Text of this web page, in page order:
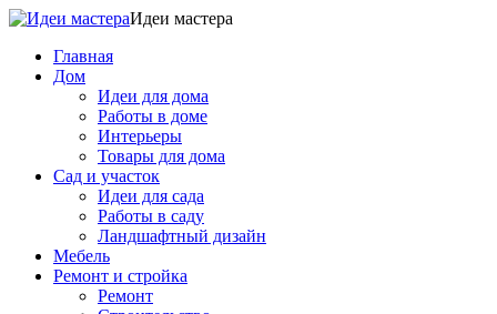
Идеи мастера
Главная
Дом
Идеи для дома
Работы в доме
Интерьеры
Товары для дома
Сад и участок
Идеи для сада
Работы в саду
Ландшафтный дизайн
Мебель
Ремонт и стройка
Ремонт